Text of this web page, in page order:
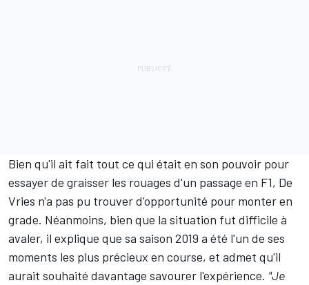
Bien qu'il ait fait tout ce qui était en son pouvoir pour
essayer de graisser les rouages d'un passage en F1, De
Vries n'a pas pu trouver d'opportunité pour monter en
grade. Néanmoins, bien que la situation fut difficile à
avaler, il explique que sa saison 2019 a été l'un de ses
moments les plus précieux en course, et admet qu'il
aurait souhaité davantage savourer l'expérience. "Je